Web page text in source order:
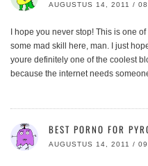
AUGUSTUS 14, 2011 /
I hope you never stop! This is one
some mad skill here, man. I just
youre definitely one of the coolest
because the internet needs
BEST PORNO FOR
AUGUSTUS 14, 2011 /